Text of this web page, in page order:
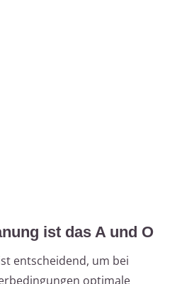
ist das A und O
entscheidend, um bei
optimale